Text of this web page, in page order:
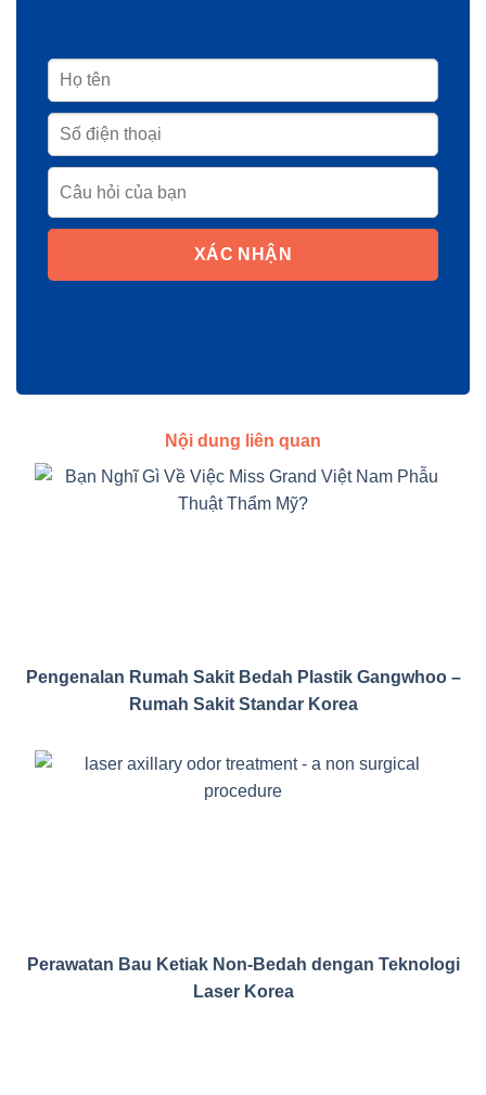
XÁC NHẬN
Nội dung liên quan
Pengenalan Rumah Sakit Bedah Plastik Gangwhoo –
Rumah Sakit Standar Korea
Perawatan Bau Ketiak Non-Bedah dengan Teknologi
Laser Korea